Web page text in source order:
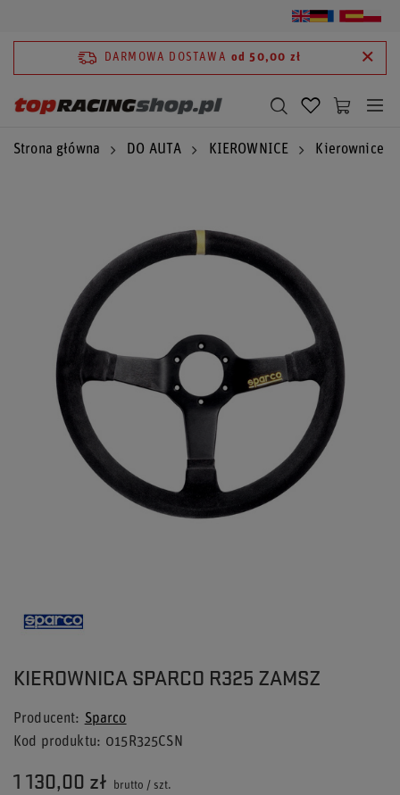
DARMOWA DOSTAWA od 50,00 zł
Strona główna DO AUTA KIEROWNICE Kierownice
KIEROWNICA SPARCO R325 ZAMSZ
Producent
Sparco
Kod produktu
015R325CSN
1 130,00 zł brutto / szt.